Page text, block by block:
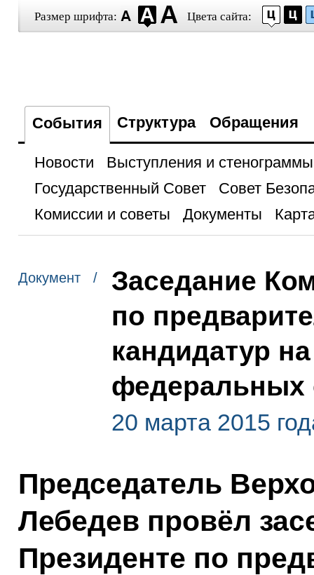
Размер шрифта: Цвета сайта:
События Структура Обращения
Новости
Выступления и стенограммы
Государственный Совет
Совет
Комиссии и советы
Документы
Документ /
Заседание
по
кандидатур
федеральных
20 марта 2015
Председатель
Лебедев провёл
Президенте по